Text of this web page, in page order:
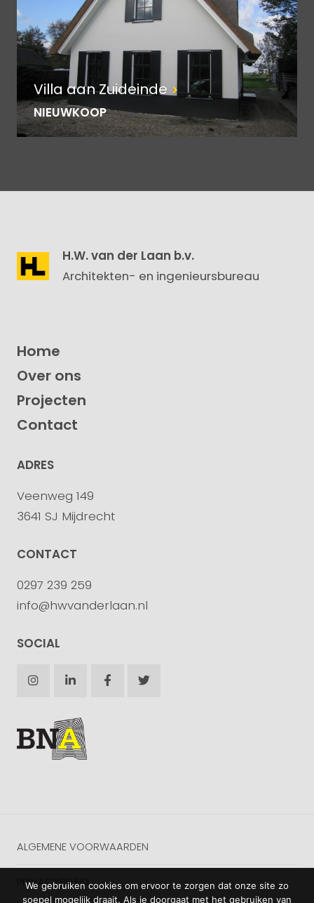
Villa aan Zuideinde
NIEUWKOOP
H.W. van der Laan b.v.
Architekten- en ingenieursbureau
Home
Over ons
Projecten
Contact
ADRES
Veenweg 149
3641 SJ Mijdrecht
CONTACT
0297 239 259
info@hwvanderlaan.nl
SOCIAL
ALGEMENE VOORWAARDEN
PRIVACYBELEID
We gebruiken cookies om ervoor te zorgen dat onze site zo
soepel mogelijk draait. Als je doorgaat met het gebruiken van